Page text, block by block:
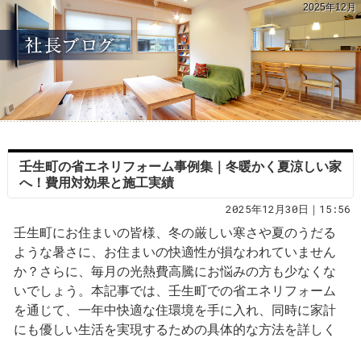
2025年12月
壬生町の省エネリフォーム事例集｜冬暖かく夏涼しい家
へ！費用対効果と施工実績
2025年12月30日｜15:56
壬生町にお住まいの皆様、冬の厳しい寒さや夏のうだる
ような暑さに、お住まいの快適性が損なわれていません
か？さらに、毎月の光熱費高騰にお悩みの方も少なくな
いでしょう。本記事では、壬生町での省エネリフォーム
を通じて、一年中快適な住環境を手に入れ、同時に家計
にも優しい生活を実現するための具体的な方法を詳しく